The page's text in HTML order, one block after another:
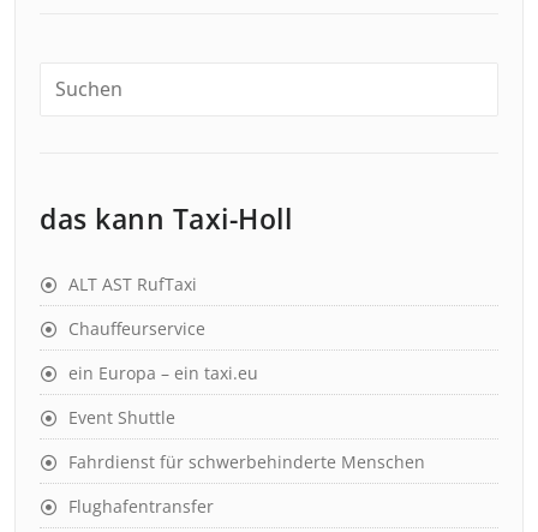
das kann Taxi-Holl
ALT AST RufTaxi
Chauffeurservice
ein Europa – ein taxi.eu
Event Shuttle
Fahrdienst für schwerbehinderte Menschen
Flughafentransfer